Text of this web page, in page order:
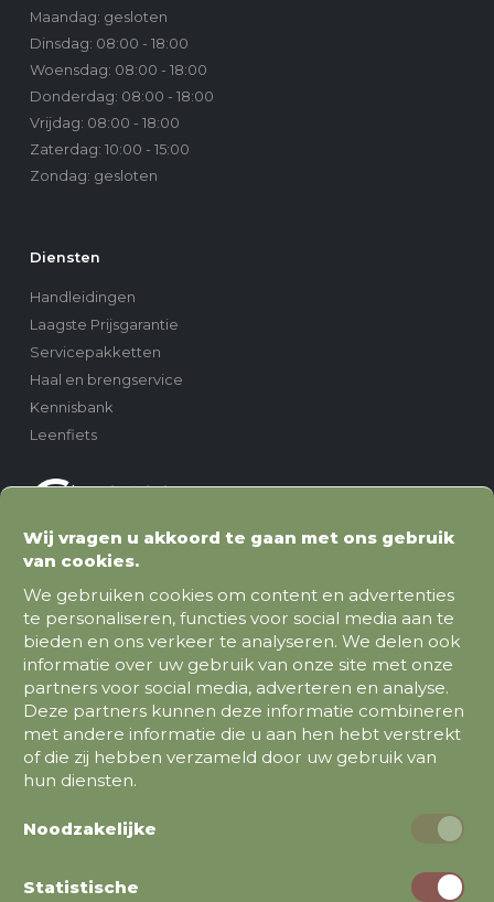
Maandag: gesloten
Dinsdag: 08:00 - 18:00
Woensdag: 08:00 - 18:00
Donderdag: 08:00 - 18:00
Vrijdag: 08:00 - 18:00
Zaterdag: 10:00 - 15:00
Zondag: gesloten
Diensten
Handleidingen
Laagste Prijsgarantie
Servicepakketten
Haal en brengservice
Kennisbank
Leenfiets
Fietsen
Stadsfietsen
Elektrische fietsen
Bakfietsen
Merken
Batavus
Wij vragen u akkoord te gaan met ons gebruik
van cookies.
We gebruiken cookies om content en advertenties
te personaliseren, functies voor social media aan te
bieden en ons verkeer te analyseren. We delen ook
informatie over uw gebruik van onze site met onze
partners voor social media, adverteren en analyse.
Deze partners kunnen deze informatie combineren
met andere informatie die u aan hen hebt verstrekt
of die zij hebben verzameld door uw gebruik van
hun diensten.
Noodzakelijke
Statistische